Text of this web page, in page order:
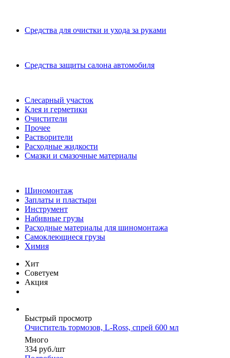
Средства для очистки и ухода за руками
Средства защиты салона автомобиля
Слесарный участок
Клея и герметики
Очистители
Прочее
Растворители
Расходные жидкости
Смазки и смазочные материалы
Шиномонтаж
Заплаты и пластыри
Инструмент
Набивные грузы
Расходные материалы для шиномонтажа
Самоклеющиеся грузы
Химия
Хит
Советуем
Акция
Быстрый просмотр
Очиститель тормозов, L-Ross, спрей 600 мл
Много
334 руб./шт